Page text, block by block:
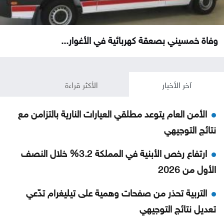
وفاة خمسيني بصعقة كهربائية في الأغوار...
آخر الأخبار الأكثر قراءة
الأمن العام يتوعد مطلقي العيارات النارية بالتزامن مع
نتائج التوجيهي
ارتفاع رخص الأبنية في المملكة 3.2% خلال النصف
الأول من 2026
التربية تحذر من صفحات وهمية على تيليغرام تدّعي
تعديل نتائج التوجيهي